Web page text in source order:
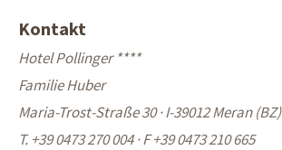
Kontakt
Hotel Pollinger ****
Familie Huber
Maria-Trost-Straße 30 · I-39012 Meran (BZ)
T. +39 0473 270 004·F +39 0473 210 665